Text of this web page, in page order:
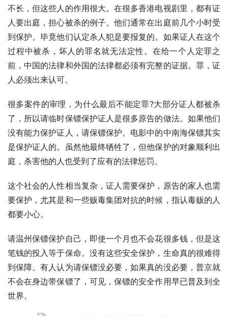
不长，但这些人的作用很大。在很多香港电视剧里，都有证
人要出庭，担心被杀的例子。他们通常在出庭前几个小时受
到保护。毕竟他们认定杀人犯是要报复的。如果证人在这个
过程中被杀，坏人的罪名就无法定性。在给一个人定罪之
前，中国的法律和外国的法律都必须有完整的证据。罪，证
人必须出来认可。
很多案件的审理，为什么最后不能定罪?大部分证人都被杀
了，所以请临时保镖保护证人是很多原告的做法。如果他们
没有能力保护证人，请保镖保护。电影中的中南海保镖其实
是保护证人的。虽然他最终牺牲了，但他保护的对象顺利出
庭，杀害他的人也受到了应有的法律惩罚。
这个社会的人性相当复杂，证人需要保护，原告的家人也需
要保护，尤其是和一些贩毒集团对抗的时候，指认毒贩的人
都要小心。
请温州保镖保护自己，即使一个月也不会花很多钱，但是这
笔钱的投入等于保命。没有这些安全保护，生命真的很难得
到保障。有人认为请保镖没必要，如果真的没必要，普京就
不会在身边带保镖了，可见，保镖的安全作用早已普及到全
世界。